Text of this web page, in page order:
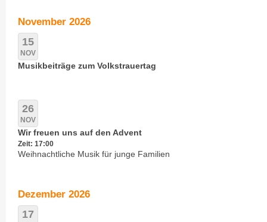
November 2026
15
NOV
Musikbeiträge zum Volkstrauertag
26
NOV
Wir freuen uns auf den Advent
Zeit: 17:00
Weihnachtliche Musik für junge Familien
Dezember 2026
17